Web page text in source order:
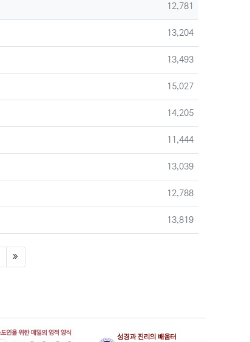
조회
12,781
조회
13,204
조회
13,493
조회
15,027
조회
14,205
조회
11,444
조회
13,039
조회
12,788
조회
13,819